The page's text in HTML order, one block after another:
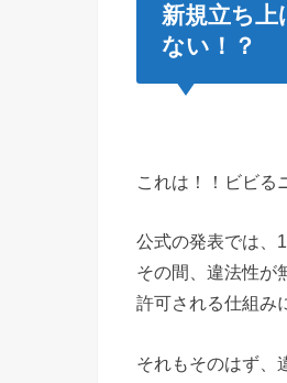
新規立ち
ない！？
これは！！ビビる
公式の発表では、
その間、違法性が
許可される仕組み
それもそのはず、